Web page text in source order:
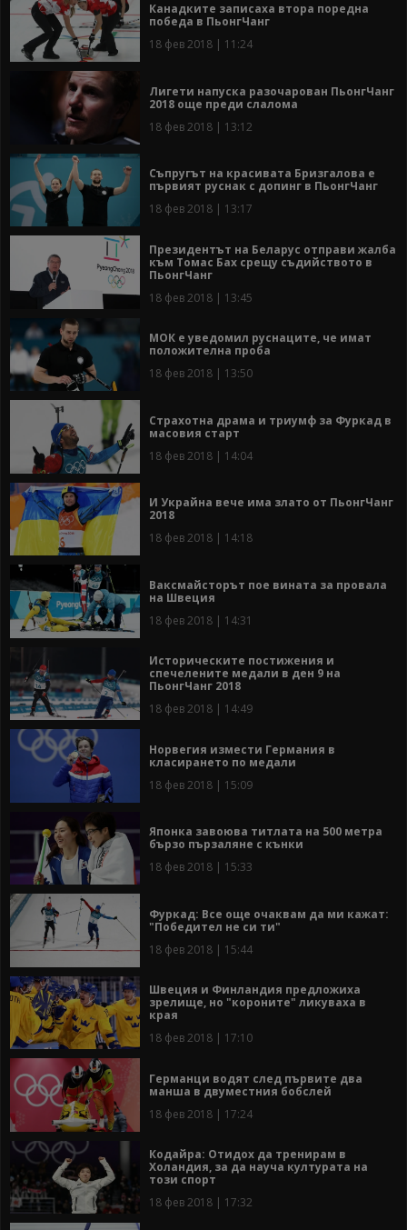
Канадките записаха втора поредна
победа в ПьонгЧанг
18 фев 2018 | 11:24
Лигети напуска разочарован ПьонгЧанг
2018 още преди слалома
18 фев 2018 | 13:12
Съпругът на красивата Бризгалова е
първият руснак с допинг в ПьонгЧанг
18 фев 2018 | 13:17
Президентът на Беларус отправи жалба
към Томас Бах срещу съдийството в
ПьонгЧанг
18 фев 2018 | 13:45
МОК е уведомил руснаците, че имат
положителна проба
18 фев 2018 | 13:50
Страхотна драма и триумф за Фуркад в
масовия старт
18 фев 2018 | 14:04
И Украйна вече има злато от ПьонгЧанг
2018
18 фев 2018 | 14:18
Ваксмайсторът пое вината за провала
на Швеция
18 фев 2018 | 14:31
Историческите постижения и
спечелените медали в ден 9 на
ПьонгЧанг 2018
18 фев 2018 | 14:49
Норвегия измести Германия в
класирането по медали
18 фев 2018 | 15:09
Японка завоюва титлата на 500 метра
бързо пързаляне с кънки
18 фев 2018 | 15:33
Фуркад: Все още очаквам да ми кажат:
"Победител не си ти"
18 фев 2018 | 15:44
Швеция и Финландия предложиха
зрелище, но "короните" ликуваха в
края
18 фев 2018 | 17:10
Германци водят след първите два
манша в двуместния бобслей
18 фев 2018 | 17:24
Кодайра: Отидох да тренирам в
Холандия, за да науча културата на
този спорт
18 фев 2018 | 17:32